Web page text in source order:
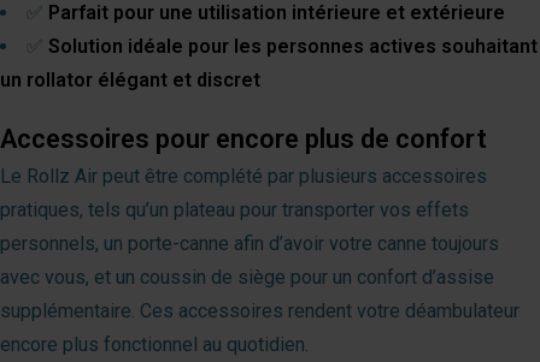
✅ Parfait pour une utilisation intérieure et extérieure
✅ Solution idéale pour les personnes actives souhaitant
un rollator élégant et discret
Accessoires pour encore plus de confort
Le Rollz Air peut être complété par plusieurs accessoires
pratiques, tels qu’un plateau pour transporter vos effets
personnels, un porte-canne afin d’avoir votre canne toujours
avec vous, et un coussin de siège pour un confort d’assise
supplémentaire. Ces accessoires rendent votre déambulateur
encore plus fonctionnel au quotidien.